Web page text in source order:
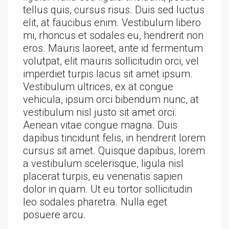
tellus quis, cursus risus. Duis sed luctus
elit, at faucibus enim. Vestibulum libero
mi, rhoncus et sodales eu, hendrerit non
eros. Mauris laoreet, ante id fermentum
volutpat, elit mauris sollicitudin orci, vel
imperdiet turpis lacus sit amet ipsum.
Vestibulum ultrices, ex at congue
vehicula, ipsum orci bibendum nunc, at
vestibulum nisl justo sit amet orci.
Aenean vitae congue magna. Duis
dapibus tincidunt felis, in hendrerit lorem
cursus sit amet. Quisque dapibus, lorem
a vestibulum scelerisque, ligula nisl
placerat turpis, eu venenatis sapien
dolor in quam. Ut eu tortor sollicitudin
leo sodales pharetra. Nulla eget
posuere arcu.